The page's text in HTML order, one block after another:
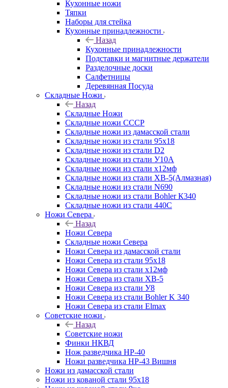
Кухонные ножи
Тяпки
Наборы для стейка
Кухонные принадлежности
Назад
Кухонные принадлежности
Подставки и магнитные держатели
Разделочные доски
Салфетницы
Деревянная Посуда
Складные Ножи
Назад
Складные Ножи
Cкладные ножи СССР
Складные ножи из дамасской стали
Складные ножи из стали 95х18
Складные ножи из стали D2
Складные ножи из стали У10А
Складные ножи из стали х12мф
Складные ножи из стали ХВ-5(Алмазная)
Складные ножи из стали N690
Складные ножи из стали Bohler К340
Складные ножи из стали 440С
Ножи Севера
Назад
Ножи Севера
Складные ножи Севера
Ножи Севера из дамасской стали
Ножи Севера из стали 95х18
Ножи Севера из стали х12мф
Ножи Севера из стали ХВ-5
Ножи Севера из стали У8
Ножи Севера из стали Bohler K 340
Ножи Севера из стали Elmax
Советские ножи
Назад
Советские ножи
Финки НКВД
Нож разведчика НР-40
Ножи разведчика НР-43 Вишня
Ножи из дамасской стали
Ножи из кованой стали 95х18